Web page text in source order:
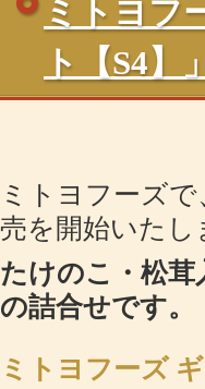
ミトヨフ
ト【S4
ミトヨフーズ
売を開始いたし
たけのこ・松茸
の詰合せです。
ミトヨフーズ